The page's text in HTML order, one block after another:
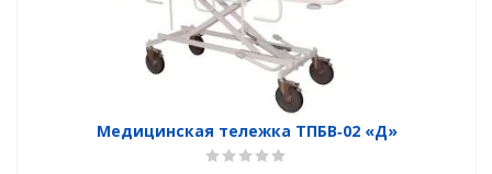
Медицинская тележка ТПБВ‑02 «Д»